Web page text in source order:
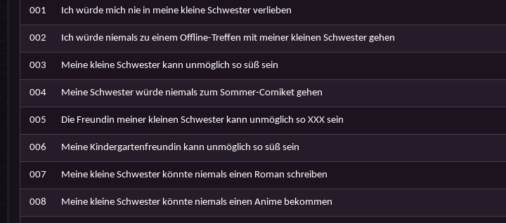
001 Ich würde mich nie in meine kleine Schwester verlieben
002 Ich würde niemals zu einem Offline-Treffen mit meiner kleinen Schwester gehen
003 Meine kleine Schwester kann unmöglich so süß sein
004 Meine Schwester würde niemals zum Sommer-Comiket gehen
005 Die Freundin meiner kleinen Schwester kann unmöglich so XXX sein
006 Meine Kindergartenfreundin kann unmöglich so süß sein
007 Meine kleine Schwester könnte niemals einen Roman schreiben
008 Meine kleine Schwester könnte niemals einen Anime bekommen